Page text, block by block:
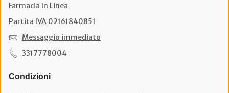
Farmacia In Linea
Partita IVA 02161840851
Messaggio immediato
3317778004
Condizioni